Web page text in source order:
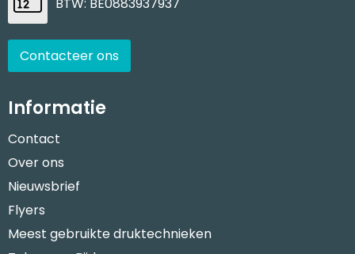
BTW: BE0883937937
Contacteer ons
Informatie
Contact
Over ons
Nieuwsbrief
Flyers
Meest gebruikte druktechnieken